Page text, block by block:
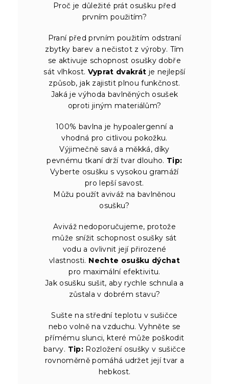
Proč je důležité prát osušku před
prvním použitím?
Praní před prvním použitím odstraní
zbytky barev a nečistot z výroby. Tím
se aktivuje schopnost osušky dobře
sát vlhkost. Vyprat dvakrát je nejlepší
způsob, jak zajistit plnou funkčnost.
Jaká je výhoda bavlněných osušek
oproti jiným materiálům?
100% bavlna je hypoalergenní a
vhodná pro citlivou pokožku.
Výjimečně savá a měkká, díky
pevnému tkaní drží tvar dlouho. Tip:
Vyberte osušku s vysokou gramáží
pro lepší savost.
Můžu použít aviváž na bavlněnou
osušku?
Aviváž nedoporučujeme, protože
může snížit schopnost osušky sát
vodu a ovlivnit její přirozené
vlastnosti. Nechte osušku dýchat
pro maximální efektivitu.
Jak osušku sušit, aby rychle schnula a
zůstala v dobrém stavu?
Sušte na střední teplotu v sušičce
nebo volně na vzduchu. Vyhněte se
přímému slunci, které může poškodit
barvy. Tip:Rozložení osušky v sušičce
rovnoměrně pomáhá udržet její tvar a
hebkost.